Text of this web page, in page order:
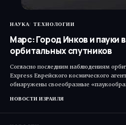
НАУКА ТЕХНОЛОГИИ
Марс: Город Инков и пауки
орбитальных спутников
Согласно последним наблюдениям
Express Еврейского космического
обнаружены своеобразные
НОВОСТИ ИЗРАИЛЯ